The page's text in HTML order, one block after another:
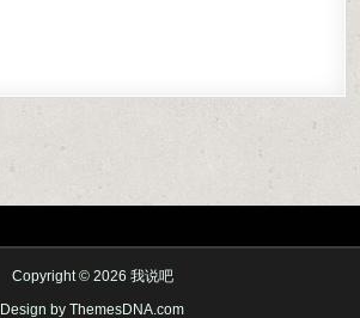
Copyright © 2026 我说吧
Design by ThemesDNA.com